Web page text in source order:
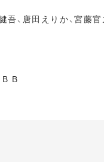
吾、唐田えりか、宮藤
B B